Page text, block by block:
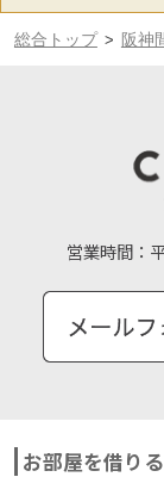
総合トップ > 阪神
営業時間：
お部屋を借りる